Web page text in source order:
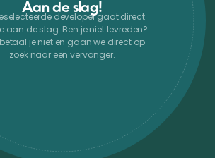
Aan de slag!
developer gaat direct
aan de slag. Ben je niet tevreden?
je niet en gaan we direct op
zoek naar een vervanger.